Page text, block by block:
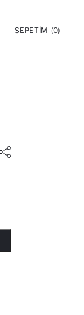
SEPETIM (0)